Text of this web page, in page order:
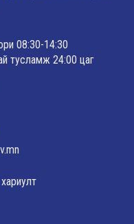
08:30-14:30
тусламж 24:00 цаг